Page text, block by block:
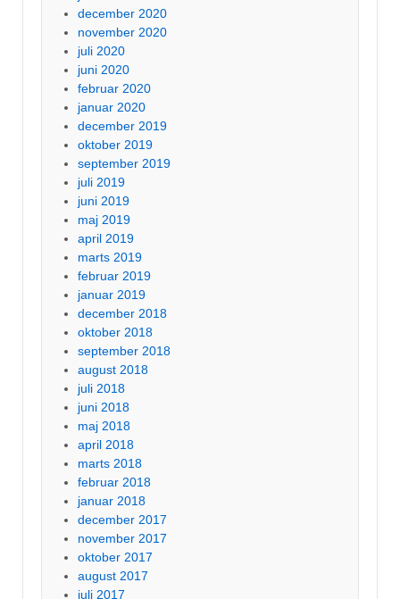
december 2020
november 2020
juli 2020
juni 2020
februar 2020
januar 2020
december 2019
oktober 2019
september 2019
juli 2019
juni 2019
maj 2019
april 2019
marts 2019
februar 2019
januar 2019
december 2018
oktober 2018
september 2018
august 2018
juli 2018
juni 2018
maj 2018
april 2018
marts 2018
februar 2018
januar 2018
december 2017
november 2017
oktober 2017
august 2017
juli 2017